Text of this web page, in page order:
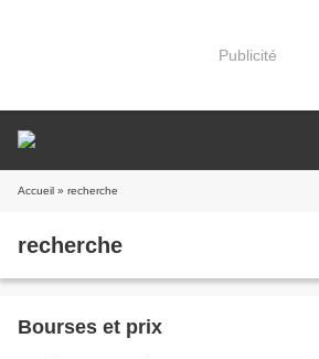
Publicité
Accueil » recherche
recherche
Bourses et prix